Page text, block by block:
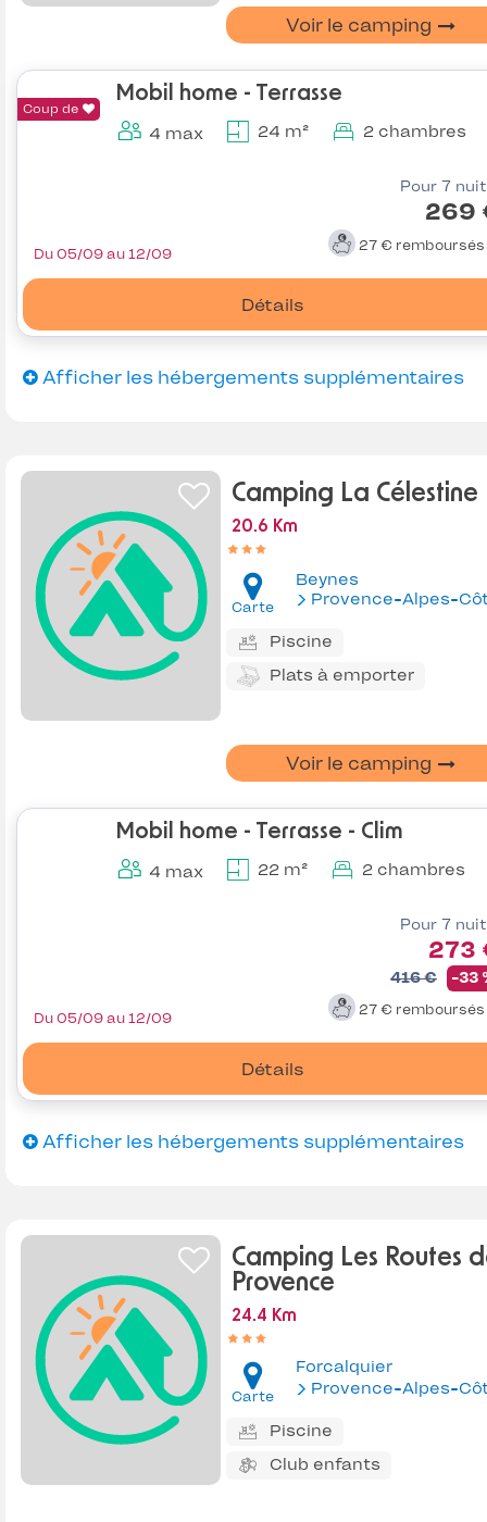
Voir le camping
Coup de
Mobil home - Terrasse
4 max 24 m² 2 chambres
Pour 7
269
27 € remboursés
Détails
Du 05/09 au 12/09
Afficher les hébergements supplémentaires
Camping La Célestine
20.6 Km
Carte
Beynes
Provence-Alpes-Côte
Piscine
Plats à emporter
Voir le camping
Mobil home - Terrasse - Clim
4 max 22 m² 2 chambres
Pour 7
273
416 € -33
27 € remboursés
Détails
Du 05/09 au 12/09
Afficher les hébergements supplémentaires
Camping Les Routes
Provence
24.4 Km
Carte
Forcalquier
Provence-Alpes-Côte
Piscine
Club enfants